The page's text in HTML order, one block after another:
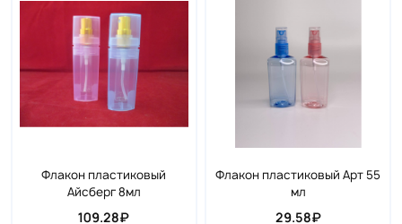
Флакон пластиковый
Айсберг 8мл
109.28₽
Флакон пластиковый Арт 55
мл
29.58₽